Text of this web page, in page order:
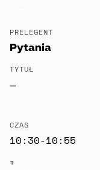
PRELEGENT
Pytania
TYTUŁ
—
CZAS
10:30-10:55
#